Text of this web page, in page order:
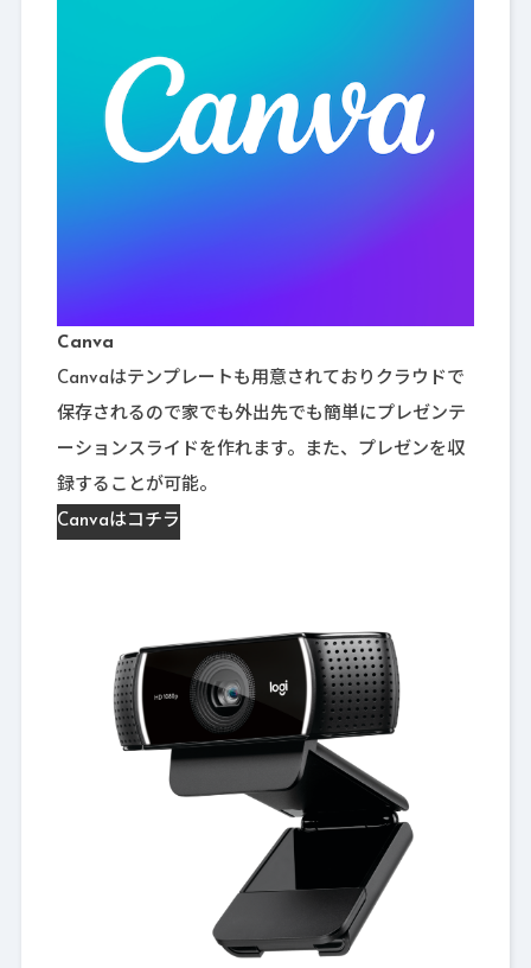
Canva
Canvaはテンプレートも用意されておりクラウドで
保存されるので家でも外出先でも簡単にプレゼンテ
ーションスライドを作れます。また、プレゼンを収
録することが可能。
Canvaはコチラ